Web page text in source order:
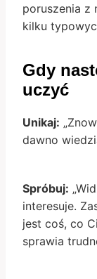
poruszenia z
kilku
Gdy
uczyć
Unikaj:
dawno
Spróbuj:
interesuje.
jest coś, co
sprawia